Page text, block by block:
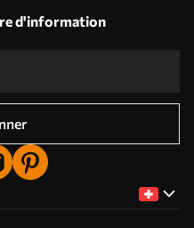
d'information